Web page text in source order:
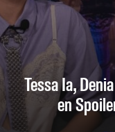
Tessa Ia,
en